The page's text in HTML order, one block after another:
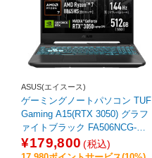
ASUS(エイスース)
ゲーミングノートパソコン TUF
Gaming A15(RTX 3050) グラフ
ァイトブラック FA506NCG-R7
R3050T16G [15.6型 /Windows1
1 Home /AMD Ryzen 7 /メモ
¥179,800 (税込)